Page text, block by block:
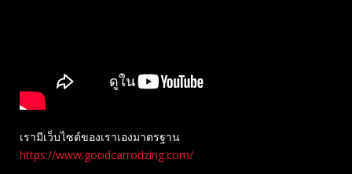
เรามีเว็บไซต์ของเราเองมาตรฐาน
https://www.goodcarrodzing.com/